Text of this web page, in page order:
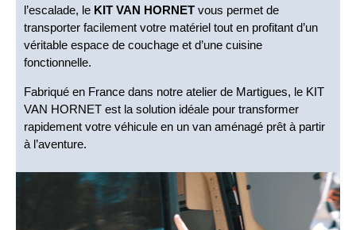
l’escalade, le KIT VAN HORNET vous permet de
transporter facilement votre matériel tout en profitant d’un
véritable espace de couchage et d’une cuisine
fonctionnelle.
Fabriqué en France dans notre atelier de Martigues, le KIT
VAN HORNET est la solution idéale pour transformer
rapidement votre véhicule en un van aménagé prêt à partir
à l’aventure.